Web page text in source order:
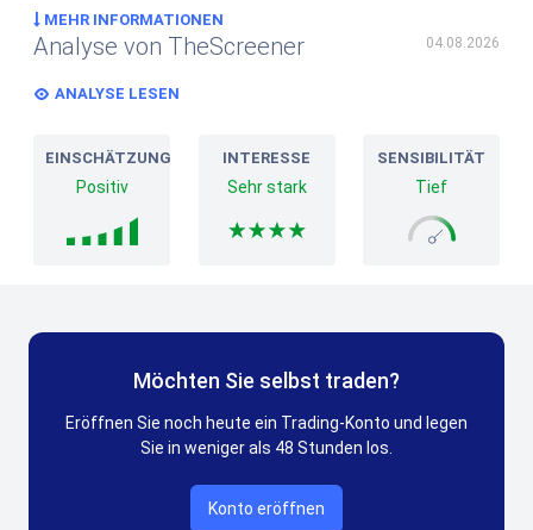
MEHR INFORMATIONEN
Analyse von TheScreener 04.08.2026
ANALYSE LESEN
EINSCHÄTZUNG
Positiv
INTERESSE
Sehr stark
SENSIBILITÄT
Tief
Möchten Sie selbst traden?
Eröffnen Sie noch heute ein Trading-Konto und legen
Sie in weniger als 48 Stunden los.
Konto eröffnen